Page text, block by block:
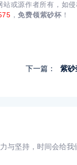
或源作者所有，如侵
，免费领紫砂杯！
下一篇： 紫砂
与坚持，时间会给我